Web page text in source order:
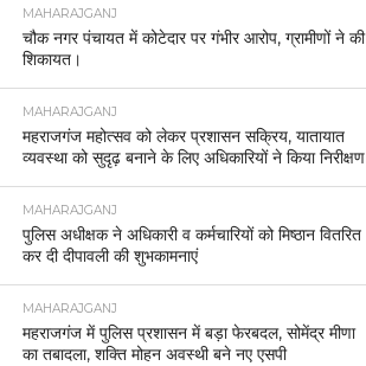
MAHARAJGANJ
चौक नगर पंचायत में कोटेदार पर गंभीर आरोप, ग्रामीणों ने की
शिकायत।
MAHARAJGANJ
महराजगंज महोत्सव को लेकर प्रशासन सक्रिय, यातायात
व्यवस्था को सुदृढ़ बनाने के लिए अधिकारियों ने किया निरीक्षण
MAHARAJGANJ
पुलिस अधीक्षक ने अधिकारी व कर्मचारियों को मिष्ठान वितरित
कर दी दीपावली की शुभकामनाएं
MAHARAJGANJ
महराजगंज में पुलिस प्रशासन में बड़ा फेरबदल, सोमेंद्र मीणा
का तबादला, शक्ति मोहन अवस्थी बने नए एसपी